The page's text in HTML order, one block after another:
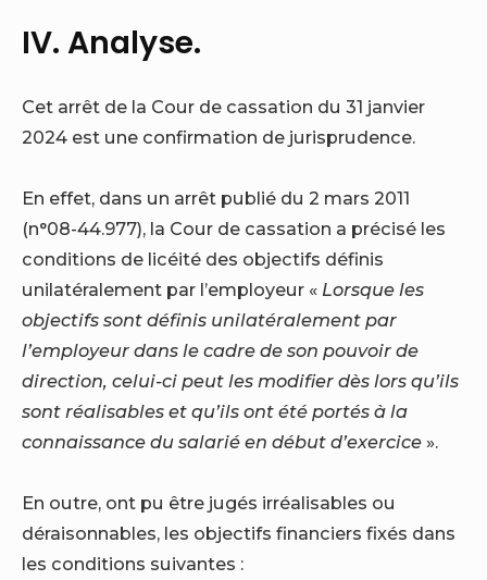
IV. Analyse.
Cet arrêt de la Cour de cassation du 31 janvier
2024 est une confirmation de jurisprudence.
En effet, dans un arrêt publié du 2 mars 2011
(n°08-44.977), la Cour de cassation a précisé les
conditions de licéité des objectifs définis
unilatéralement par l’employeur « Lorsque les
objectifs sont définis unilatéralement par
l’employeur dans le cadre de son pouvoir de
direction, celui-ci peut les modifier dès lors qu’ils
sont réalisables et qu’ils ont été portés à la
connaissance du salarié en début d’exercice ».
En outre, ont pu être jugés irréalisables ou
déraisonnables, les objectifs financiers fixés dans
les conditions suivantes :